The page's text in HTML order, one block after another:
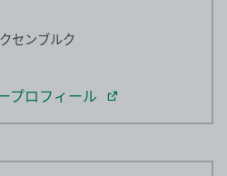
センブルク
プロフィール